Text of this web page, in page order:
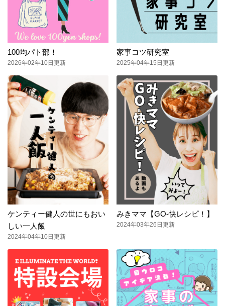
100均パト部！
2026年02年10日更新
家事コツ研究室
2025年04年15日更新
ケンティー健人の世にもおい
しい一人飯
2024年04年10日更新
みきママ【GO-快レシピ！】
2024年03年26日更新